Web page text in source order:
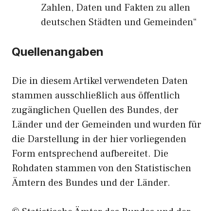
Zahlen, Daten und Fakten zu allen
deutschen Städten und Gemeinden“
Quellenangaben
Die in diesem Artikel verwendeten Daten
stammen ausschließlich aus öffentlich
zugänglichen Quellen des Bundes, der
Länder und der Gemeinden und wurden für
die Darstellung in der hier vorliegenden
Form entsprechend aufbereitet. Die
Rohdaten stammen von den Statistischen
Ämtern des Bundes und der Länder.